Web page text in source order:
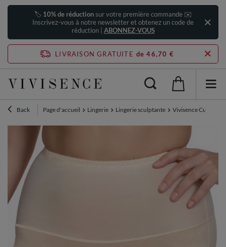
🏷️ 10% de réductionsur votre première commande ✉️
Inscrivez-vous à notre newsletter et obtenez un code de
réduction | ABONNEZ-VOUS
LIVRAISON GRATUITE de 46,70 €
Back Page d'accueil Lingerie Lingerie sculptante Vivisence Culotte